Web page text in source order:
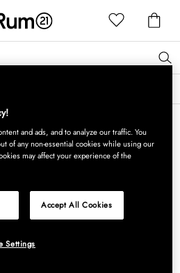
Stålmöbler -tuotteista* →
and ads, and to analyze our traffic. You
of any non-essential cookies while using our
may affect your experience of the
Accept All Cookies
Settings